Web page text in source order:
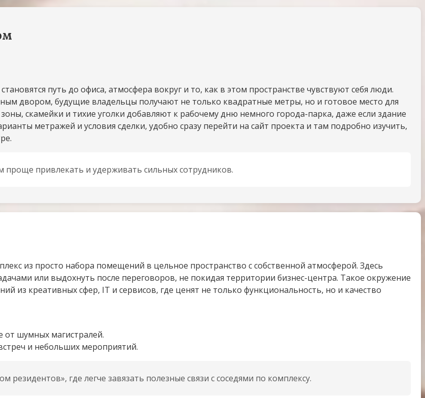
путь до офиса, атмосфера вокруг и то, как в этом пространстве чувствуют себя люди.
двором, будущие владельцы получают не только квадратные метры, но и готовое место для
скамейки и тихие уголки добавляют к рабочему дню немного города-парка, даже если здание
метражей и условия сделки, удобно сразу перейти на сайт проекта и там подробно изучить,
привлекать и удерживать сильных сотрудников.
из просто набора помещений в цельное пространство с собственной атмосферой. Здесь
или выдохнуть после переговоров, не покидая территории бизнес-центра. Такое окружение
из креативных сфер, IT и сервисов, где ценят не только функциональность, но и качество
от шумных магистралей.
и небольших мероприятий.
где легче завязать полезные связи с соседями по комплексу.